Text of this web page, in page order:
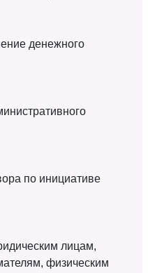
денежного
по инициативе
лицам,
физическим